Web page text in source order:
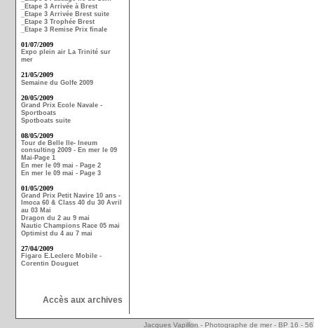
_Etape 3 Arrivée à Brest
_Etape 3 Arrivée Brest suite
_Etape 3 Trophée Brest
_Etape 3 Remise Prix finale
01/07/2009
Expo plein air La Trinité sur
mer
21/05/2009
Semaine du Golfe 2009
20/05/2009
Grand Prix Ecole Navale -
Sportboats
Spotboats suite
08/05/2009
Tour de Belle Ile- Ineum
consulting 2009 - En mer le 09
Mai-Page 1
En mer le 09 mai - Page 2
En mer le 09 mai - Page 3
01/05/2009
Grand Prix Petit Navire 10 ans -
Imoca 60 & Class 40 du 30 Avril
au 03 Mai
Dragon du 2 au 9 mai
Nautic Champions Race 05 mai
Optimist du 4 au 7 mai
27/04/2009
Figaro E.Leclerc Mobile -
Corentin Douguet
Accès aux archives
Jacques Vapillon - Photographe de mer - BP 16 -